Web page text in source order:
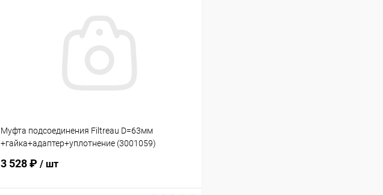
Муфта подсоединения Filtreau D=63мм
+гайка+адаптер+уплотнение (3001059)
3 528 ₽ / шт